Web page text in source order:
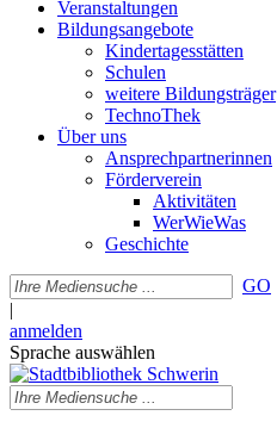
Veranstaltungen
Bildungsangebote
Kindertagesstätten
Schulen
weitere Bildungsträger
TechnoThek
Über uns
Ansprechpartnerinnen
Förderverein
Aktivitäten
WerWieWas
Geschichte
GO
|
anmelden
Sprache auswählen